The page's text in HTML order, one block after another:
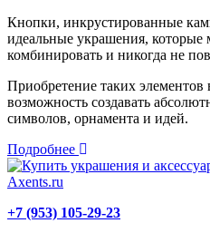
Кнопки, инкрустированные
идеальные украшения, которые
комбинировать и никогда не
Приобретение таких элементов
возможность создавать
символов, орнамента и идей.
Подробнее
+7 (953) 105-29-23